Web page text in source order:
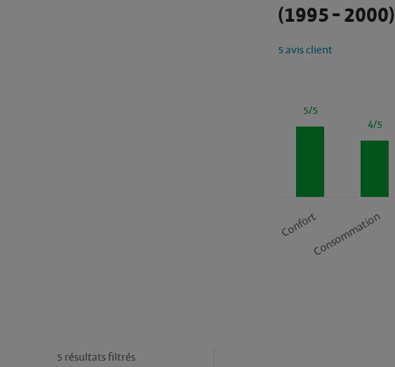
(1995 - 2000)
5 avis client
5/5
Confort
4/5
Consommation
5 résultats filtrés